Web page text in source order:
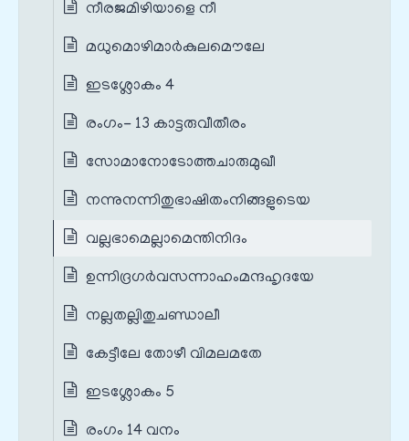
നീരജമിഴിയാളെ നീ
മധുമൊഴിമാര്‍കുലമൌലേ
ഇടശ്ലോകം 4
രംഗം- 13 കാട്ടരുവീതീരം
സോമാനോടോത്തചാരുമുഖീ
നന്നുനന്നിതുഭാഷിതംനിങ്ങളുടെയ
വല്ലഭാമെല്ലാമെന്തിനിദം
ഉന്നിദ്രഗര്‍വസന്നാഹംമന്ദഹൃദയേ
നല്ലതല്ലിതുചണ്ഡാലീ
കേട്ടീലേ തോഴീ വിമലമതേ
ഇടശ്ലോകം 5
രംഗം 14 വനം